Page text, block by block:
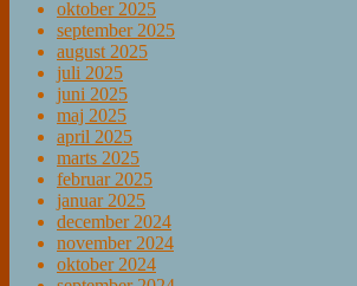
oktober 2025
september 2025
august 2025
juli 2025
juni 2025
maj 2025
april 2025
marts 2025
februar 2025
januar 2025
december 2024
november 2024
oktober 2024